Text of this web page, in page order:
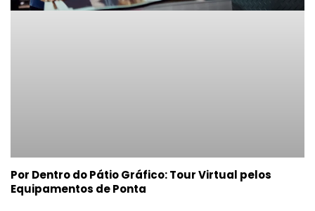
Por Dentro do Pátio Gráfico: Tour Virtual pelos
Equipamentos de Ponta